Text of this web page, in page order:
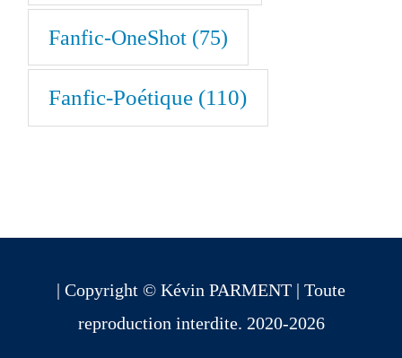
Fanfic-OneShot(75)
Fanfic-Poétique (110)
| Copyright © Kévin PARMENT | Toute
reproduction interdite. 2020-2026